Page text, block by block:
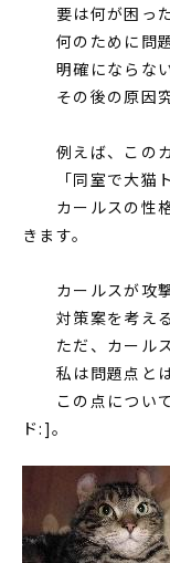
要は何が困った
何のために問題
明確にならな
その後の原因
例えば、このカ
「同室で大猫ト
カールスの性格
きます。
カールスが攻撃
対策案を考える
ただ、カールス
私は問題点とは
この点について
ド:]。